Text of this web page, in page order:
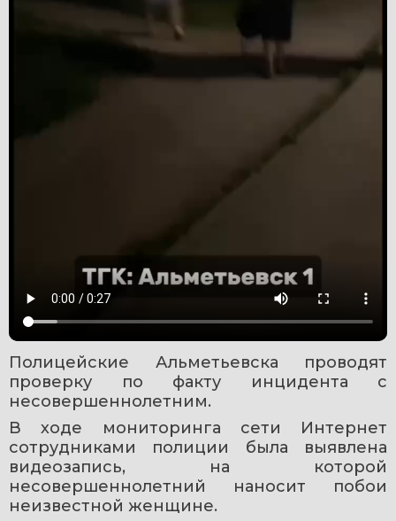
Полицейские Альметьевска проводят
проверку по факту инцидента с
несовершеннолетним.
В ходе мониторинга сети Интернет
сотрудниками полиции была выявлена
видеозапись, на которой
несовершеннолетний наносит побои
неизвестной женщине.